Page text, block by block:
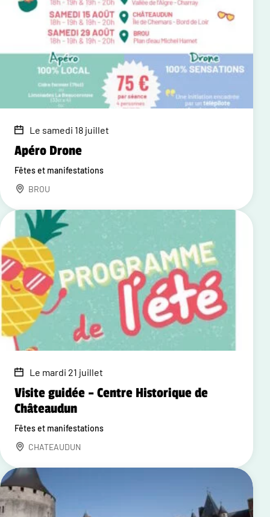
Le samedi 18 juillet
Apéro Drone
Fêtes et manifestations
BROU
Le mardi 21 juillet
Visite guidée – Centre Historique de
Châteaudun
Fêtes et manifestations
CHATEAUDUN